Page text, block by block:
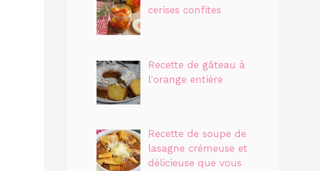
cerises confites
Recette de gâteau à
l'orange entière
Recette de soupe de
lasagne crémeuse et
délicieuse que vous